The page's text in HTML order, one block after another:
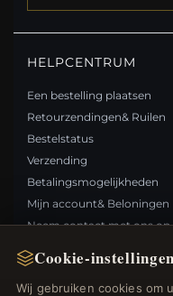
Cookie-instellingen
Wij gebruiken cookies om
HELPCENTRUM
Een bestelling plaatsen
Retourzendingen& Ruilen
Bestelstatus
Verzending
Betalingsmogelijkheden
Mijn account& Beloningen
Neem contact met ons op